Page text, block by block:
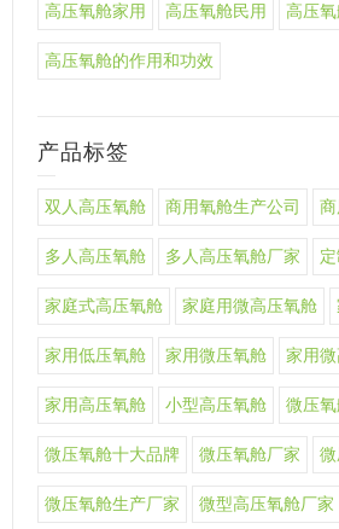
高压氧舱家用 高压氧舱民用 高压
高压氧舱的作用和功效
产品标签
双人高压氧舱 商用氧舱生产公司
多人高压氧舱 多人高压氧舱厂家
家庭式高压氧舱 家庭用微高压氧舱
家用低压氧舱 家用微压氧舱 家用
家用高压氧舱 小型高压氧舱 微压
微压氧舱十大品牌 微压氧舱厂家
微压氧舱生产厂家 微型高压氧舱厂家